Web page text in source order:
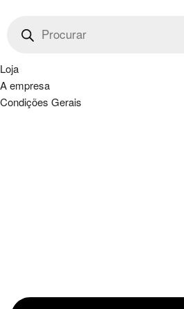
search
Loja
A empresa
Condições Gerais